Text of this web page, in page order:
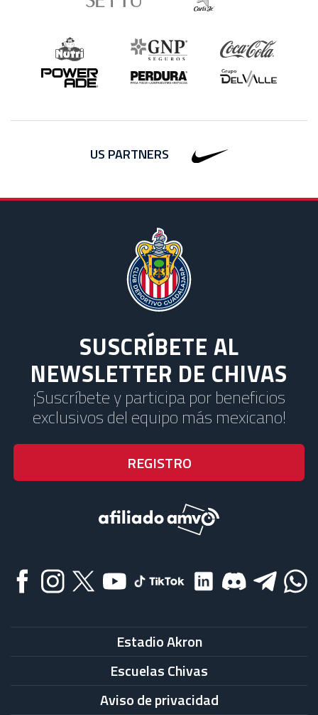
US PARTNERS
SUSCRÍBETE AL
NEWSLETTER DE CHIVAS
¡Suscríbete y participa por beneficios
exclusivos del equipo más mexicano!
Estadio Akron
Escuelas Chivas
Aviso de privacidad